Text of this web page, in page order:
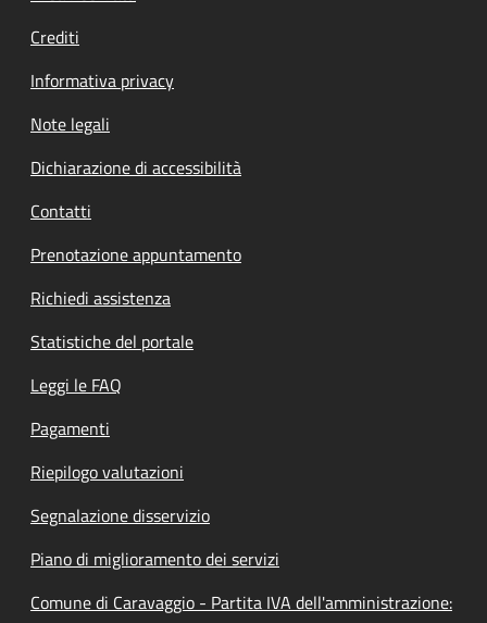
Crediti
Informativa privacy
Note legali
Dichiarazione di accessibilità
Contatti
Prenotazione appuntamento
Richiedi assistenza
Statistiche del portale
Leggi le FAQ
Pagamenti
Riepilogo valutazioni
Segnalazione disservizio
Piano di miglioramento dei servizi
Comune di Caravaggio - Partita IVA dell'amministrazione: